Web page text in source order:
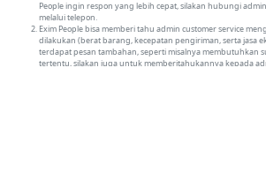
People ingin respon yang lebih cepat, silakan hubungi
melalui telepon.
Exim People bisa memberi tahu admin customer service
dilakukan (berat barang, kecepatan pengiriman, serta jasa
terdapat pesan tambahan, seperti misalnya membutuhkan
tertentu, silakan juga untuk memberitahukannya kepada